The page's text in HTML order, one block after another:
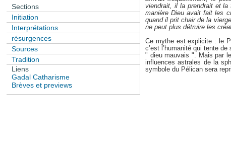
Sections
Initiation
Interprétations
résurgences
Sources
Tradition
Liens
Gadal Catharisme
Brèves et previews
viendrait, il la prendrait et
manière Dieu avait fait les
quand il prit chair de la
ne peut plus détruire les
Ce mythe est explicite : le
c’est l’humanité qui tente
" dieu mauvais ". Mais par
influences astrales de la
symbole du Pélican sera